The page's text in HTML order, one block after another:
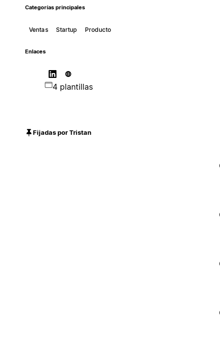
Categorías principales
Ventas Startup Producto
Enlaces
4 plantillas
Fijadas por Tristan